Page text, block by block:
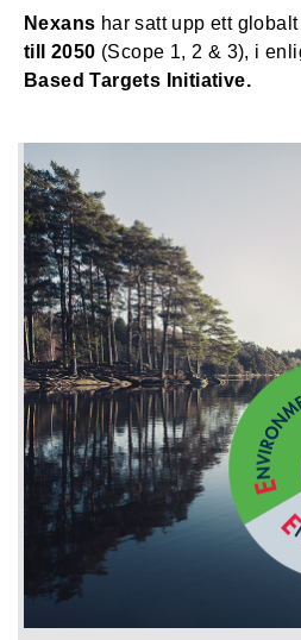
Nexans har satt upp ett
till 2050 (Scope 1, 2 & 3), i
Based Targets Initiative.